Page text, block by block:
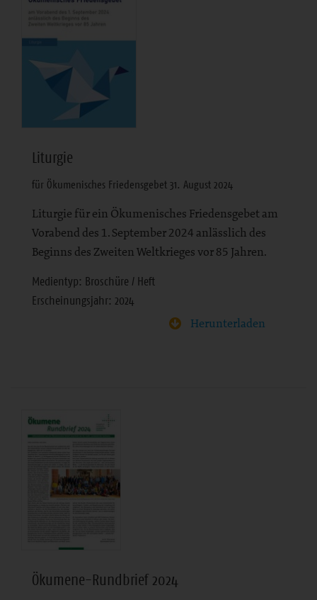
Liturgie
für Ökumenisches Friedensgebet 31. August 2024
Liturgie für ein Ökumenisches Friedensgebet am
Vorabend des 1. September 2024 anlässlich des
Beginns des Zweiten Weltkrieges vor 85 Jahren.
Medientyp: Broschüre / Heft
Erscheinungsjahr: 2024
Herunterladen
Ökumene-Rundbrief 2024